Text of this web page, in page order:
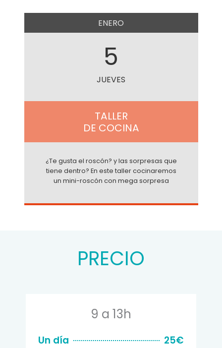
ENERO
5
JUEVES
TALLER
DE COCINA
¿Te gusta el roscón? y las sorpresas que
tiene dentro? En este taller cocinaremos
un mini-roscón con mega sorpresa
PRECIO
9 a 13h
Un día 25€